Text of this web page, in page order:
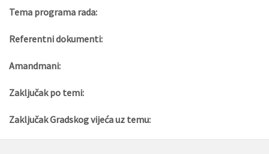
Tema programa rada:
Referentni dokumenti:
Amandmani:
Zaključak po temi:
Zaključak Gradskog vijeća uz temu: